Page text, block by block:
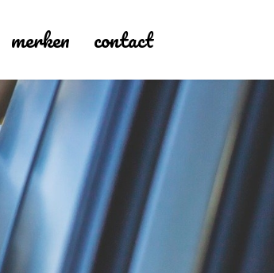
merken contact